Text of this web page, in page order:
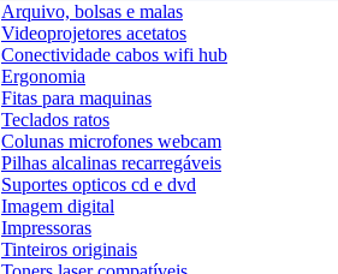
Arquivo, bolsas e malas
Videoprojetores acetatos
Conectividade cabos wifi hub
Ergonomia
Fitas para maquinas
Teclados ratos
Colunas microfones webcam
Pilhas alcalinas recarregáveis
Suportes opticos cd e dvd
Imagem digital
Impressoras
Tinteiros originais